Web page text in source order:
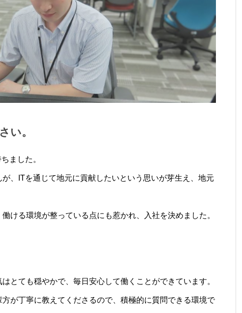
い。
ました。
、ITを通じて地元に貢献したいという思いが芽生え、地元
ける環境が整っている点にも惹かれ、入社を決めました。
とても穏やかで、毎日安心して働くことができています。
が丁寧に教えてくださるので、積極的に質問できる環境で